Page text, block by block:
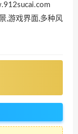
,游戏界面,多种风